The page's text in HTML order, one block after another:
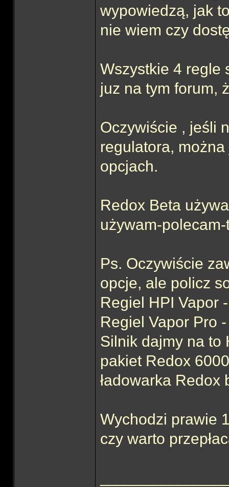
wypowiedzą, jak
nie wiem czy
Wszystkie 4 regle
juz na tym forum,
Oczywiście , jeśli
regulatora,
opcjach.
Redox Beta
używam-
Ps. Oczywiście
opcje, ale policz
Regiel HPI Vapor
Regiel Vapor Pro
Silnik dajmy na to
pakiet Redox
ładowarka Redox
Wychodzi prawie
czy warto